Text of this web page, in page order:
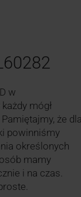
w
mógł
że dla
powinniśmy
określonych
mamy
i na czas.